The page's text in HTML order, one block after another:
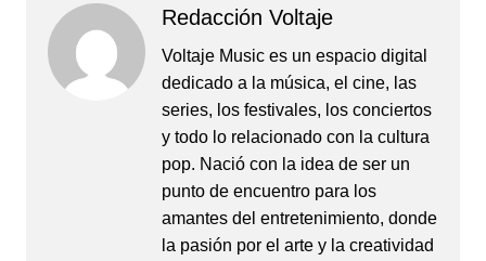
Redacción Voltaje
Voltaje Music es un espacio digital
dedicado a la música, el cine, las
series, los festivales, los conciertos
y todo lo relacionado con la cultura
pop. Nació con la idea de ser un
punto de encuentro para los
amantes del entretenimiento, donde
la pasión por el arte y la creatividad